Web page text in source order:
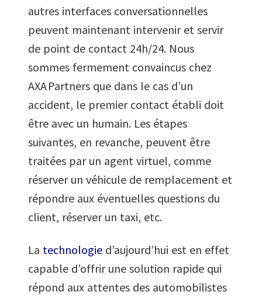
autres interfaces conversationnelles
peuvent maintenant intervenir et servir
de point de contact 24h/24. Nous
sommes fermement convaincus chez
AXA Partners que dans le cas d’un
accident, le premier contact établi doit
être avec un humain. Les étapes
suivantes, en revanche, peuvent être
traitées par un agent virtuel, comme
réserver un véhicule de remplacement et
répondre aux éventuelles questions du
client, réserver un taxi, etc.
La technologie d’aujourd’hui est en effet
capable d’offrir une solution rapide qui
répond aux attentes des automobilistes